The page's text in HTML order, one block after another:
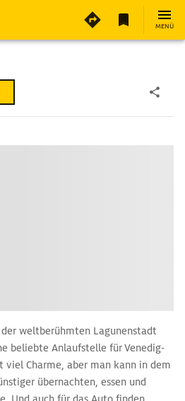
MENÜ
weltberühmten Lagunenstadt
beliebte Anlaufstelle für Venedig-
viel Charme, aber man kann in dem
übernachten, essen und